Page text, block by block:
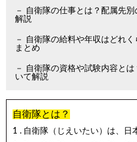
自衛隊の仕事とは？配属先
解説
自衛隊の給料や年収はどれ
まとめ
自衛隊の資格や試験内容と
いて解説
自衛隊とは？
自衛隊（じえいたい）は、日